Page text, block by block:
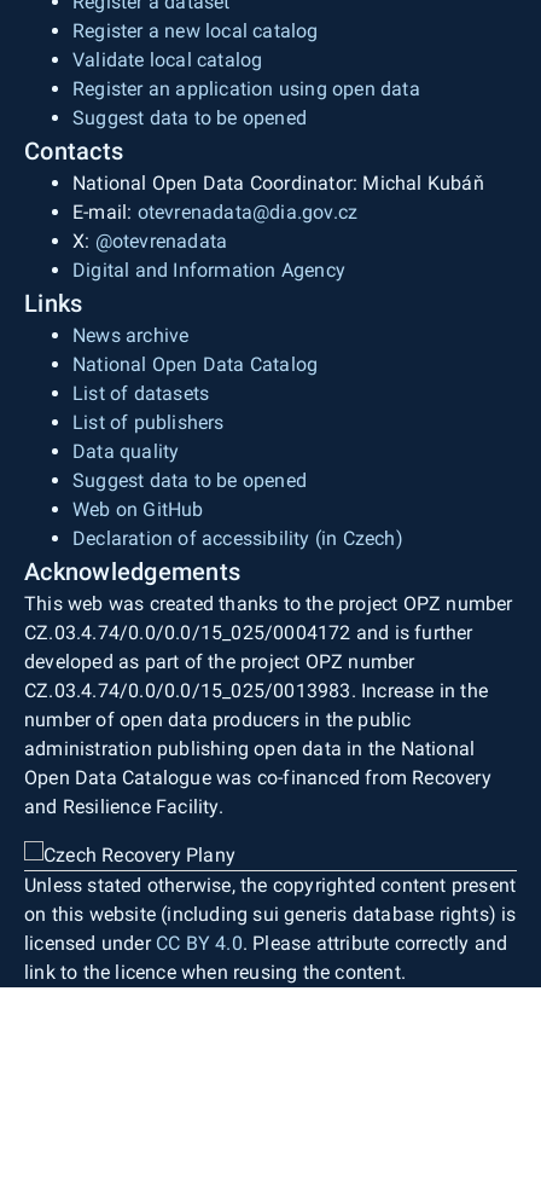
ukončení platnosti dokumentu, oblast
působnosti, webová stránka v Databázi strategií
ČR (pokud je v ní dokument evidován), webová
stránka na webu Karlovarského kraje, prostorová
lokalizace Krajského úřadu Karlovarského kraje.
Souřadnicový systém je použit WGS
1984.Zdrojem dat je Krajský úřad Karlovarského
kraje, odbor regionálního rozvoje.&nbsp;
Register a new local catalog
Validate local catalog
Register an application using open data
Suggest data to be opened
Contacts
National Open Data Coordinator: Michal Kubáň
E-mail: otevrenadata@dia.gov.cz
X: @otevrenadata
Digital and Information Agency
Links
News archive
National Open Data Catalog
List of datasets
List of publishers
Data quality
Suggest data to be opened
Web on GitHub
Declaration of accessibility (in Czech)
Acknowledgements
This web was created thanks to the project OPZ number
CZ.03.4.74/0.0/0.0/15_025/0004172 and is further
developed as part of the project OPZ number
CZ.03.4.74/0.0/0.0/15_025/0013983. Increase in the
number of open data producers in the public
administration publishing open data in the National
Open Data Catalogue was co-financed from Recovery
and Resilience Facility.
Unless stated otherwise, the copyrighted content present
on this website (including sui generis database rights) is
licensed under CC BY 4.0. Please attribute correctly and
link to the licence when reusing the content.